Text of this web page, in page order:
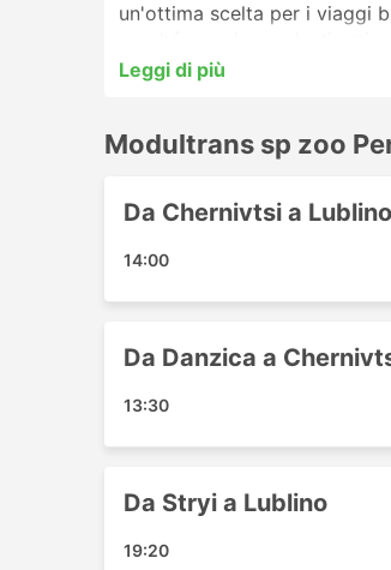
un'ottima scelta per i viaggi
o di cuccette. Prenota online
Modultrans sp zoo
Le principali stazioni servite
Kolomyia
Katowice
Opole
Rzeszow Jasionka
Cracovia
Bydgoszcz
Aeroporto di Cracovia
Leggi di più
Modultrans sp zoo
Da Chernivtsi a Lublino
14:00
Da Danzica a
13:30
Da Stryi a Lublino
19:20